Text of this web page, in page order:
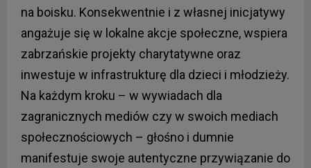
na boisku. Konsekwentnie i z własnej inicjatywy
angażuje się w lokalne akcje społeczne, wspiera
zabrzańskie projekty charytatywne oraz
inwestuje w infrastrukturę dla dzieci i młodzieży.
Na każdym kroku – w wywiadach dla
zagranicznych mediów czy w swoich mediach
społecznościowych – głośno i dumnie
manifestuje swoje autentyczne przywiązanie do